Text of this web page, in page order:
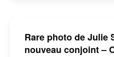
Rare photo de Julie
nouveau conjoint –